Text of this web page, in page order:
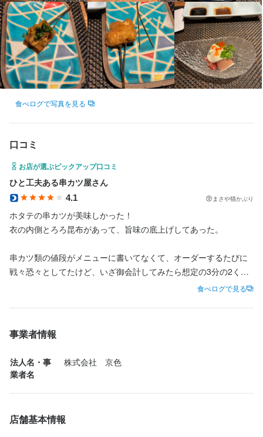
食べログで写真を見る
口コミ
お店が選ぶピックアップ口コミ
ひと工夫ある串カツ屋さん
4.1 まさや猫かぶり
ホタテの串カツが美味しかった！
衣の内側とろろ昆布があって、旨味の底上げしてあった。
串カツ類の値段がメニューに書いてなくて、オーダーするたびに
戦々恐々としてたけど、いざ御会計してみたら想定の3分の2くら
美味しいけど、お頭付きなのもあってトゲトゲが凄い笑笑
口腔内が無事で済む可能性は皆無かも笑
店構えがお高そうな雰囲気。
食べログで見る
事業者情報
法人名・事
業者名
株式会社　京色
店舗基本情報
身に付くスキル
包丁さばき 飾り包丁 盛り付け技術 高級食材の知識
ワインの知識
日本酒の知識
焼酎の知識 肉の知識 魚の知識 野菜の知識
チーズの知識
サービスマナー
テーブルマナー 出店開業ノウハウ 店舗運営
メニュー開発
仕入れ・食材の目利き
応募資格
歓迎スキル・経験
飲食店での調理経験
京都府京都市中京区占出山町310-20
連絡先
075-744-0160
法人名・事業者名
株式会社　京色
最終更新日2026/01/29